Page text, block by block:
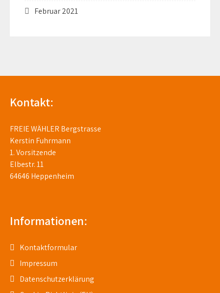
Februar 2021
Kontakt:
FREIE WÄHLER Bergstrasse
Kerstin Fuhrmann
1. Vorsitzende
Elbestr. 11
64646 Heppenheim
Informationen:
Kontaktformular
Impressum
Datenschutzerklärung